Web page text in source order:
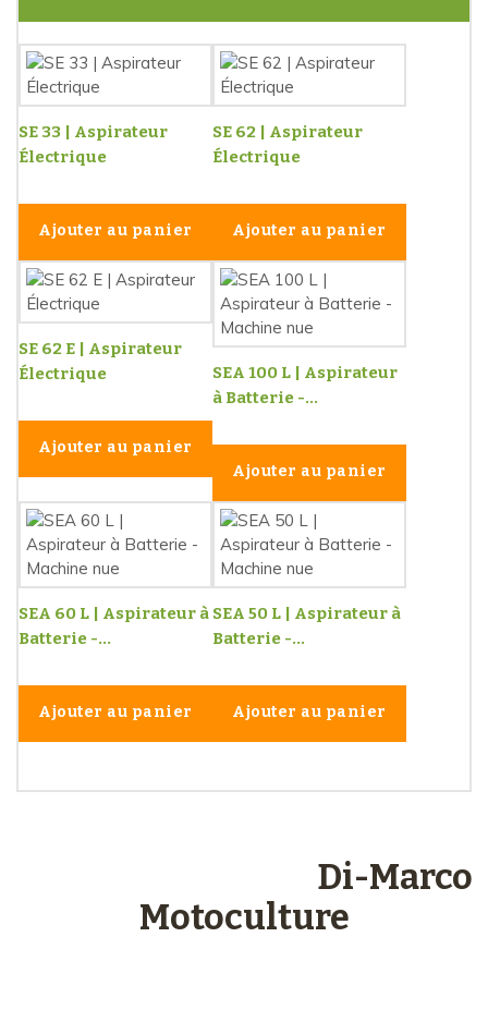
SE 33 | Aspirateur
Électrique
Ajouter au panier
SE 62 | Aspirateur
Électrique
Ajouter au panier
SE 62 E | Aspirateur
Électrique
Ajouter au panier
SEA 100 L | Aspirateur
à Batterie -...
Ajouter au panier
SEA 60 L | Aspirateur à
Batterie -...
Ajouter au panier
SEA 50 L | Aspirateur à
Batterie -...
Ajouter au panier
Di-Marco
Motoculture